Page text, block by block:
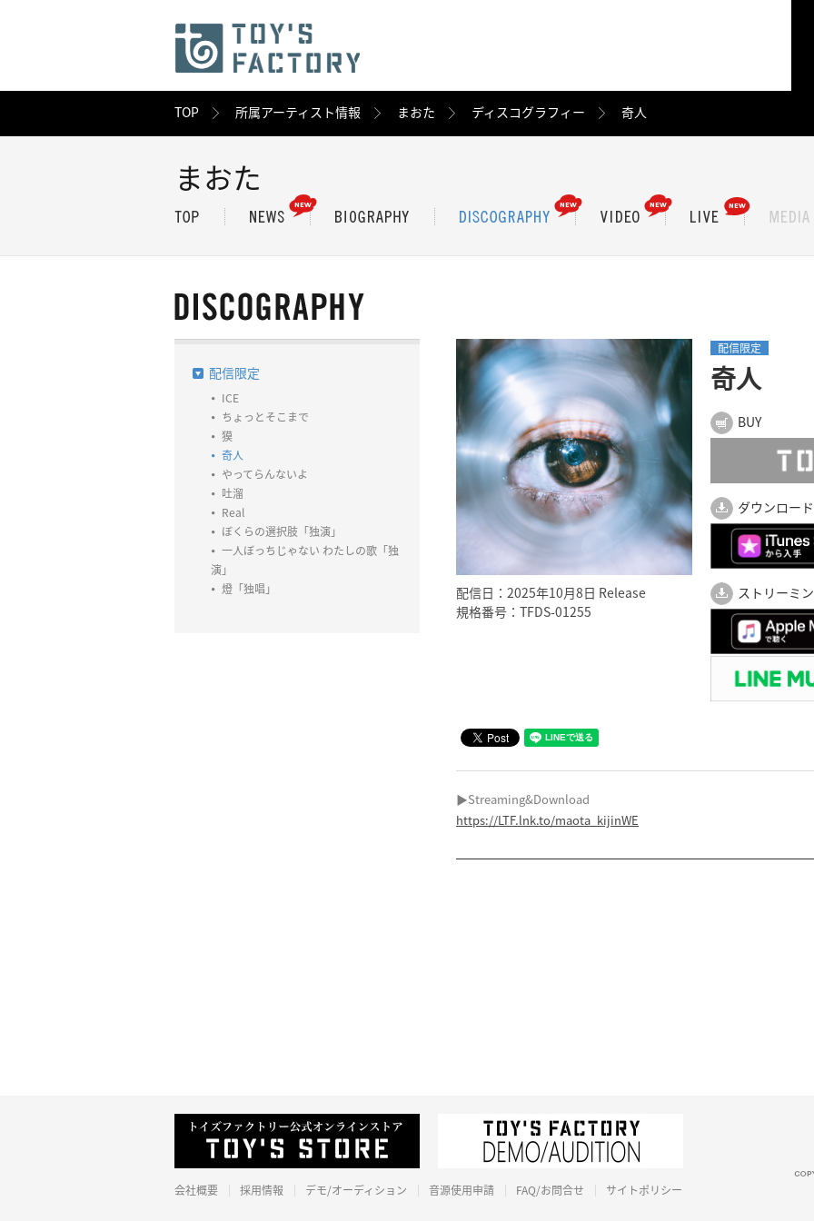
TOP 所属アーティスト情報 まおた ディスコグラフィー 奇人
まおた
配信限定
ICE
ちょっとそこまで
獏
奇人
やってらんないよ
吐溜
Real
ぼくらの選択肢「独演」
一人ぼっちじゃない わたしの歌「独
演」
燈「独唱」
配信日：2025年10月8日 Release
規格番号：TFDS-01255
配信限定
奇人
BUY
ダウンロード
ストリーミ
▶Streaming&Download
https://LTF.lnk.to/maota_kijinWE
会社概要 採用情報 デモ/オーディション 音源使用申請 FAQ/お問合せ サイトポリシー